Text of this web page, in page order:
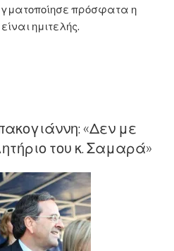
πρόσφατα η
ημιτελής.
«Δεν με
του κ. Σαμαρά»